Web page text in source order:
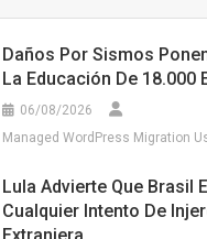
Daños Por Sismos
La Educación De 18.000
06/08/2026
Managed WordPress Migration
Lula Advierte Que Brasil
Cualquier Intento De